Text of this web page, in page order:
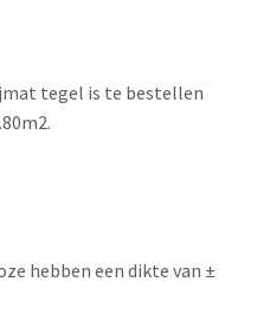
tegel is te bestellen
hebben een dikte van ±